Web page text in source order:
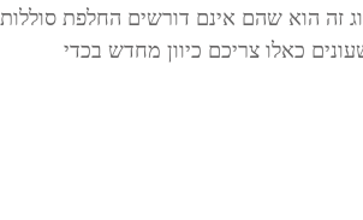
זה הוא שהם אינם דורשים החלפת סוללות
כאלו צריכם כיוון מחדש בכדי